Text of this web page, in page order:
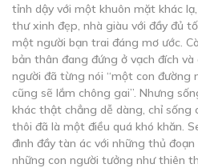
tỉnh dậy với một khuôn mặt khác
thư xinh đẹp, nhà giàu với đầy đủ
một người bạn trai đáng mơ ước.
bản thân đang đứng ở vạch đích
người đã từng nói “một con đường
cũng sẽ lắm chông gai”. Nhưng
khác thật chẳng dễ dàng, chỉ sống
thôi đã là một điều quá khó khăn.
đình đầy tàn ác với những thủ
những con người tưởng như thiên